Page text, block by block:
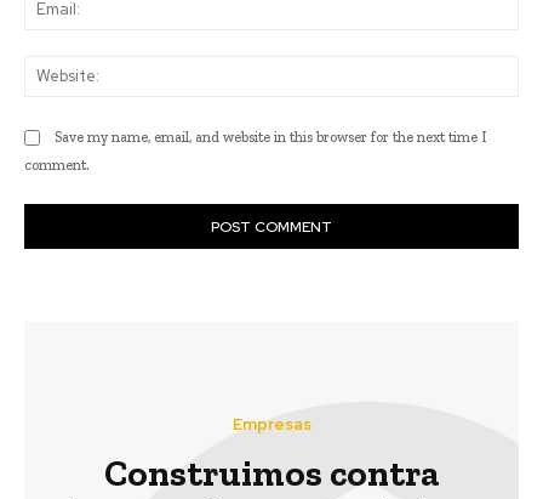
Save my name, email, and website in this browser for the next time I
comment.